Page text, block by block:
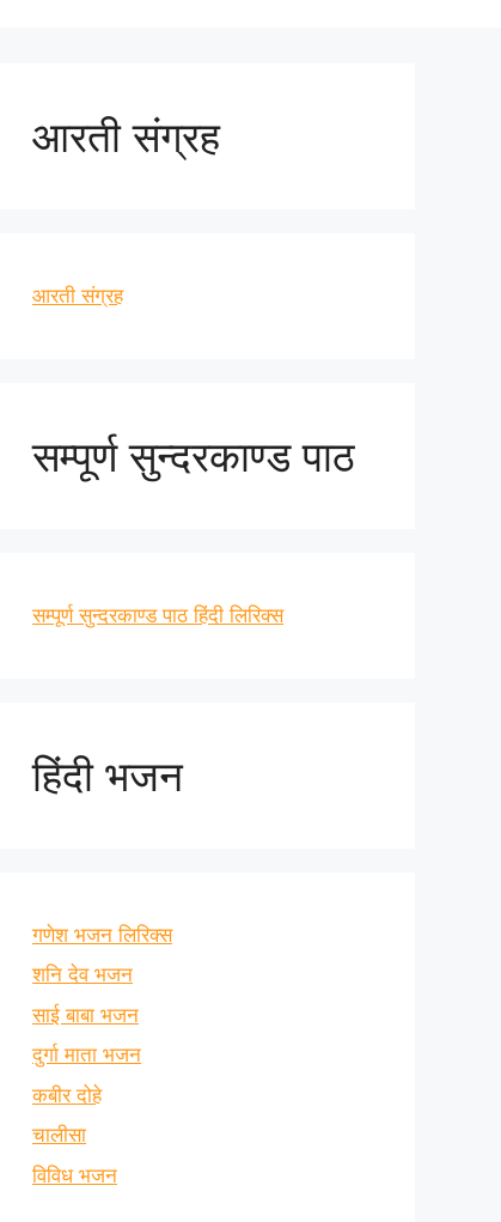
आरती संग्रह
आरती संग्रह
सम्पूर्ण सुन्दरकाण्ड पाठ
सम्पूर्ण सुन्दरकाण्ड पाठ हिंदी लिरिक्स
हिंदी भजन
गणेश भजन लिरिक्स
शनि देव भजन
साई बाबा भजन
दुर्गा माता भजन
कबीर दोहे
चालीसा
विविध भजन